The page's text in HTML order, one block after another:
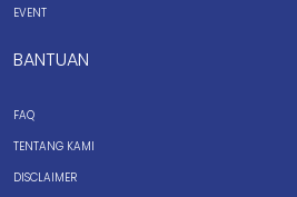
EVENT
BANTUAN
FAQ
TENTANG KAMI
DISCLAIMER